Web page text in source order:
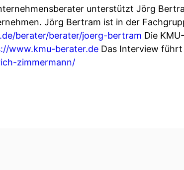
unterstützt Jörg
Jörg Bertram ist in der
berater/berater/joerg-bertram Die
www.kmu-berater.de Das Interview
zimmermann/